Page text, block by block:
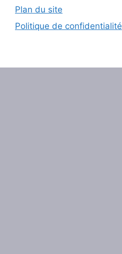
Plan du site
Politique de confidentialité